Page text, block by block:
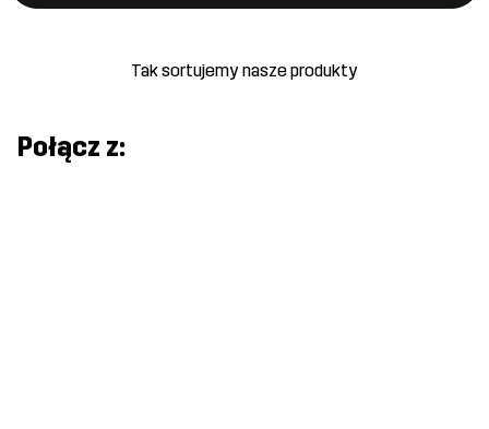
Tak sortujemy nasze produkty
Połącz z: